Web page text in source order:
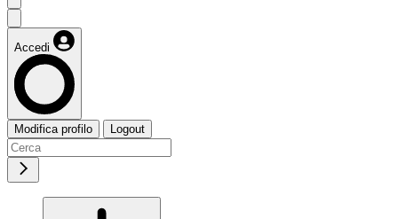
Accedi
Modifica profilo Logout